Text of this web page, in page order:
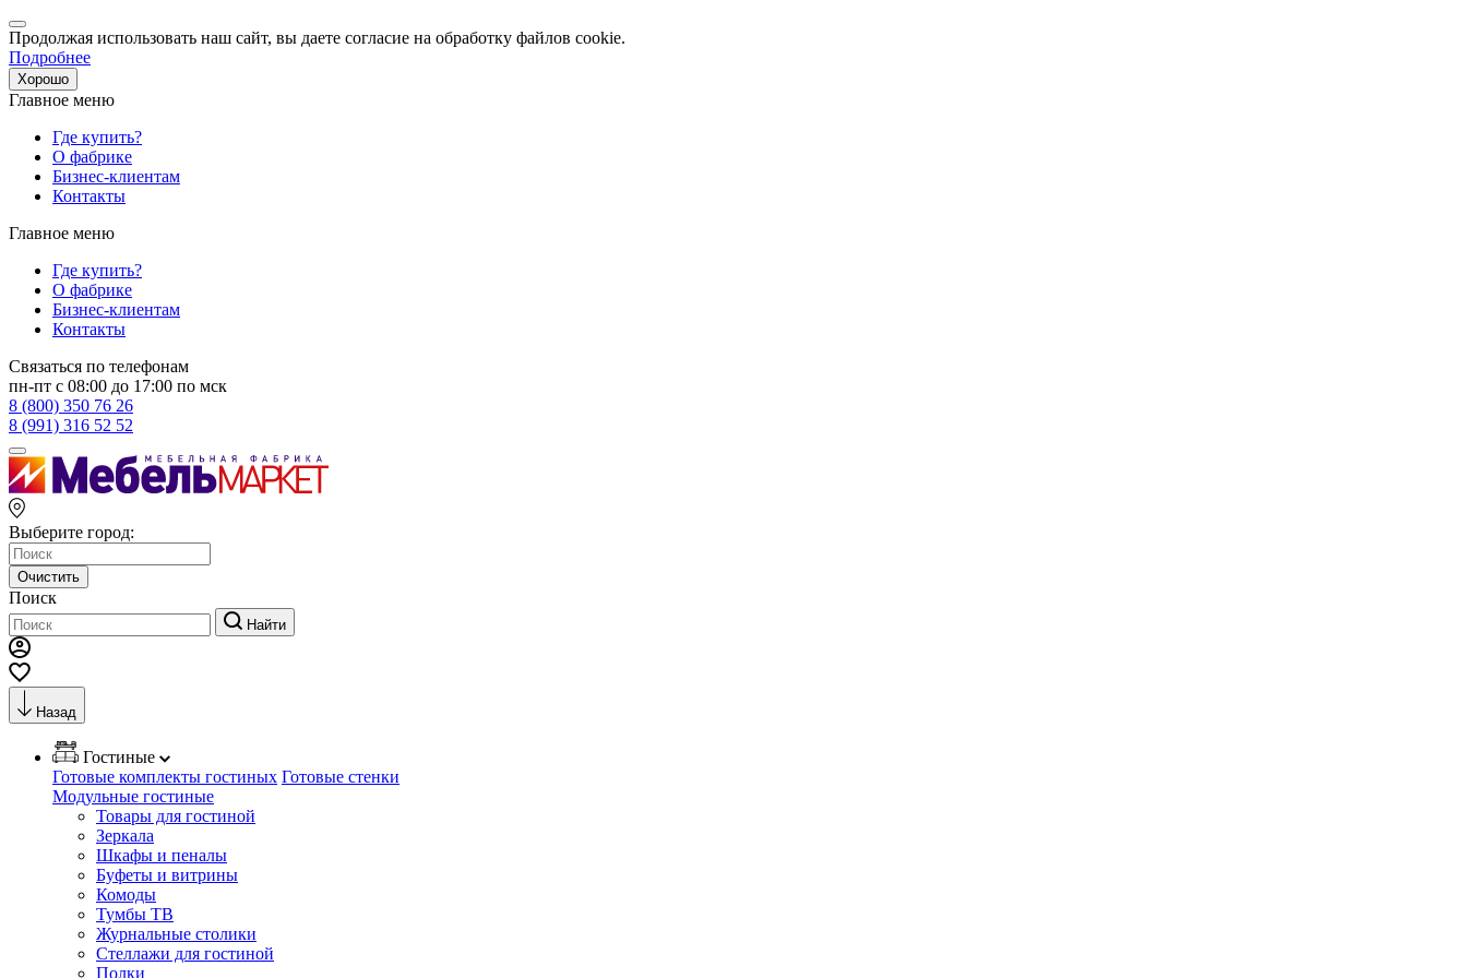
Продолжая использовать наш сайт, вы даете согласие на обработку файлов cookie.
Подробнее
Хорошо
Главное меню
Где купить?
О фабрике
Бизнес-клиентам
Контакты
Главное меню
Где купить?
О фабрике
Бизнес-клиентам
Контакты
Связаться по телефонам
пн-пт с 08:00 до 17:00 по мск
8 (800) 350 76 26
8 (991) 316 52 52
Выберите город:
Очистить
Поиск
Найти
Назад
Гостиные
Готовые комплекты гостиных Готовые стенки
Модульные гостиные
Товары для гостиной
Зеркала
Шкафы и пеналы
Буфеты и витрины
Комоды
Тумбы ТВ
Журнальные столики
Стеллажи для гостиной
Полки